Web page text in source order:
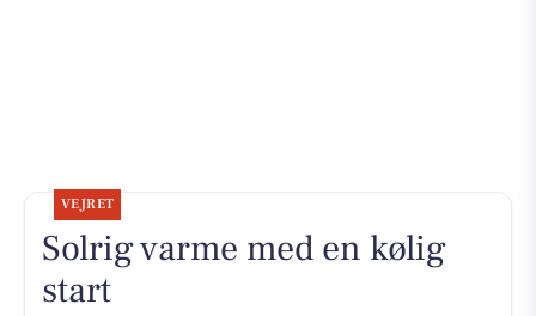
VEJRET
Solrig varme med en kølig
start